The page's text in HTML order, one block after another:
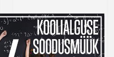
Bambu Lab 3D-printer
P2S Combo